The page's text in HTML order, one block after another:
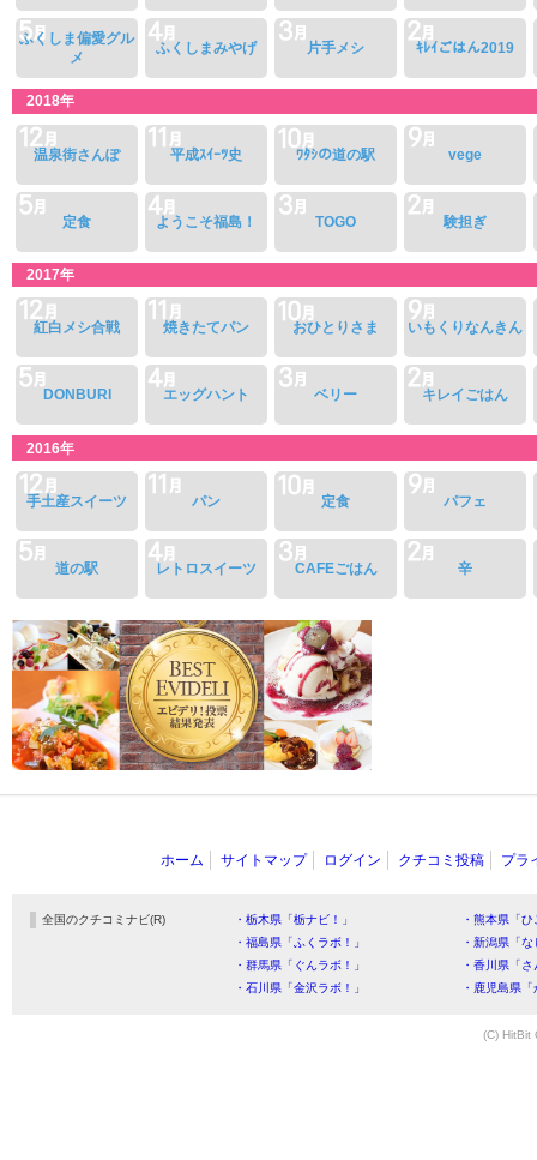
ふくしま偏愛グル
メ
ふくしまみやげ 片手メシ ｷﾚｲごはん2019
2018年
温泉街さんぽ 平成ｽｲｰﾂ史 ﾜﾀｼの道の駅 vege
定食 ようこそ福島！ TOGO 験担ぎ
2017年
紅白メシ合戦 焼きたてパン おひとりさま いもくりなんきん
DONBURI エッグハント ベリー キレイごはん
2016年
手土産スイーツ パン 定食 パフェ
道の駅 レトロスイーツ CAFEごはん 辛
ホーム サイトマップ ログイン クチコミ投稿 プラ
全国のクチコミナビ(R) ・栃木県「栃ナビ！」
・熊本県「
・福島県「ふくラボ！」
・新潟県「
・群馬県「ぐんラボ！」
・香川県「
・石川県「金沢ラボ！」
・鹿児島県
(C) HitBit